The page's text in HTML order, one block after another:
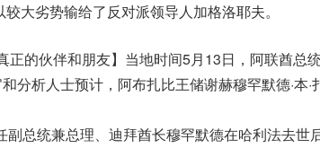
大劣势输给了反对派领导人加格洛耶夫。
正的伙伴和朋友】当地时间5月13日，阿联酋总
分析人士预计，阿布扎比王储谢赫穆罕默德·本·
总统兼总理、迪拜酋长穆罕默德在哈利法去世